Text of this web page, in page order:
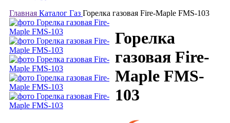
Главная Каталог Газ Горелка газовая Fire-Maple FMS-103
Горелка
газовая Fire-
Maple FMS-
103